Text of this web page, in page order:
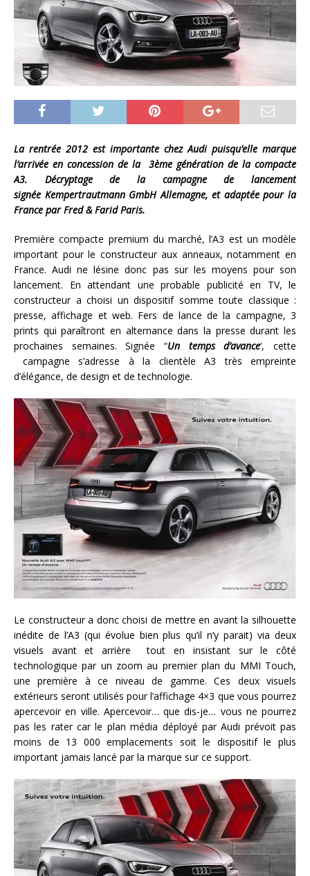
La rentrée 2012 est importante chez Audi puisqu’elle marque
l’arrivée en concession de la 3ème génération de la compacte
A3. Décryptage de la campagne de lancement
signée Kempertrautmann GmbH Allemagne, et adaptée pour la
France par Fred & Farid Paris.
Première compacte premium du marché, l’A3 est un modèle
important pour le constructeur aux anneaux, notamment en
France. Audi ne lésine donc pas sur les moyens pour son
lancement. En attendant une probable publicité en TV, le
constructeur a choisi un dispositif somme toute classique :
presse, affichage et web. Fers de lance de la campagne, 3
prints qui paraîtront en alternance dans la presse durant les
prochaines semaines. Signée “Un temps d’avance‘, cette
campagne s’adresse à la clientèle A3 très empreinte
d’élégance, de design et de technologie.
Le constructeur a donc choisi de mettre en avant la silhouette
inédite de l’A3 (qui évolue bien plus qu’il n’y parait) via deux
visuels avant et arrière tout en insistant sur le côté
technologique par un zoom au premier plan du MMI Touch,
une première à ce niveau de gamme. Ces deux visuels
extérieurs seront utilisés pour l’affichage 4×3 que vous pourrez
apercevoir en ville. Apercevoir… que dis-je… vous ne pourrez
pas les rater car le plan média déployé par Audi prévoit pas
moins de 13 000 emplacements soit le dispositif le plus
important jamais lancé par la marque sur ce support.